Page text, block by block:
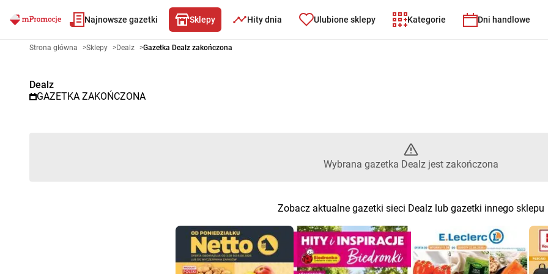
Najnowsze gazetki Sklepy Hity dnia Ulubione sklepy Kategorie Dni handlowe
Gazetka promocyjna Dealz – Wybrana gazetka Dealz jest
Strona główna >Sklepy >Dealz >Gazetka Dealz zakończona
Dealz
GAZETKA ZAKOŃCZONA
Wybrana gazetka Dealz jest zakończona
Zobacz aktualne gazetki sieci Dealz lub gazetki innego sklepu